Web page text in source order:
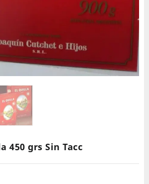
450 grs Sin Tacc